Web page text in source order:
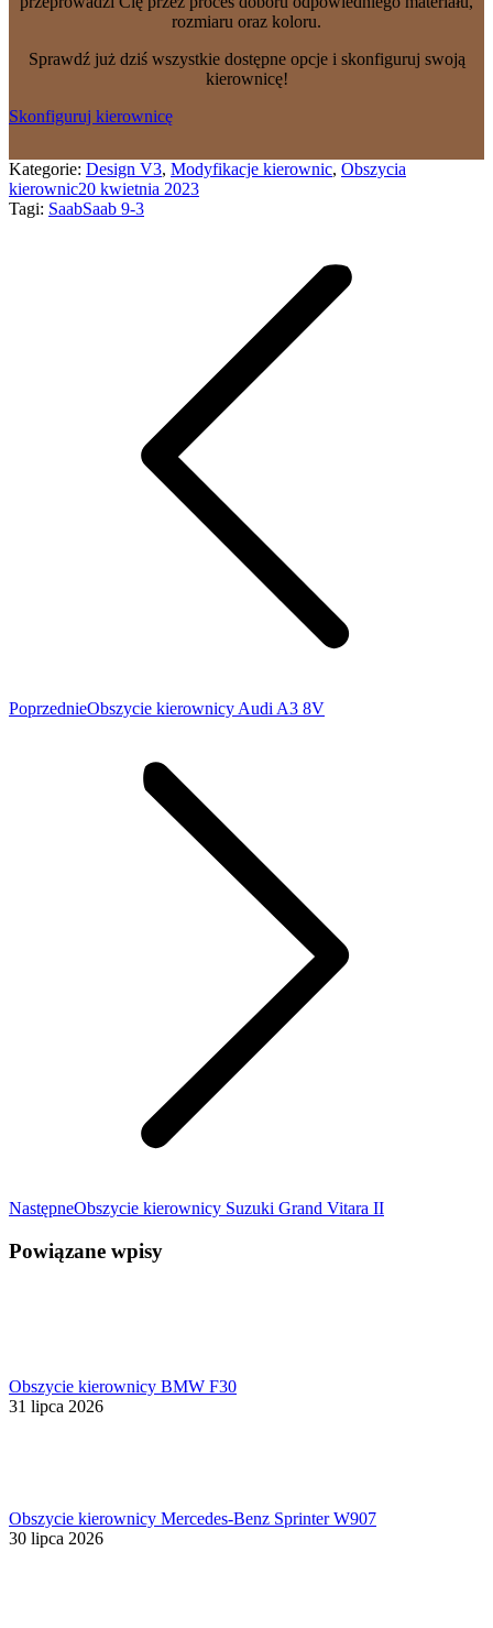
rozmiaru oraz koloru.
Sprawdź już dziś wszystkie dostępne opcje i skonfiguruj swoją
kierownicę!
Skonfiguruj kierownicę
Kategorie: Design V3, Modyfikacje kierownic, Obszycia
kierownic20 kwietnia 2023
Tagi: SaabSaab 9-3
PoprzedniePoprzedni
Obszycie kierownicy Audi A3 8V
NastępneNastępny
Obszycie kierownicy Suzuki Grand Vitara II
Powiązane wpisy
Obszycie kierownicy BMW F30
31 lipca 2026
Obszycie kierownicy Mercedes-Benz Sprinter W907
30 lipca 2026